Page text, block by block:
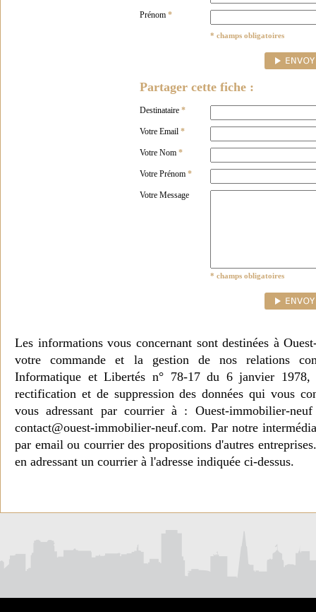
Prénom *
* champs obligatoires
Partager cette fiche :
Destinataire *
Votre Email *
Votre Nom *
Votre Prénom *
Votre Message
* champs obligatoires
Les informations vous concernant sont destinées à
votre commande et la gestion de nos relations
Informatique et Libertés n° 78-17 du 6 janvier 1978,
rectification et de suppression des données qui vous
vous adressant par courrier à : Ouest-immobilier-
contact@ouest-immobilier-neuf.com. Par notre
par email ou courrier des propositions d'autres
en adressant un courrier à l'adresse indiquée ci-dessus.